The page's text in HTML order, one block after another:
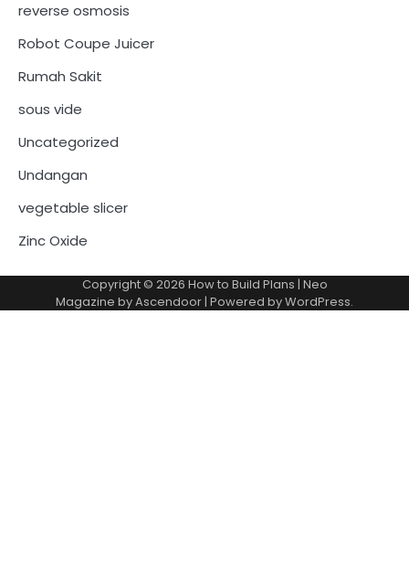
reverse osmosis
Robot Coupe Juicer
Rumah Sakit
sous vide
Uncategorized
Undangan
vegetable slicer
Zinc Oxide
Copyright © 2026 How to Build Plans | Neo
Magazine byAscendoor| Powered byWordPress.